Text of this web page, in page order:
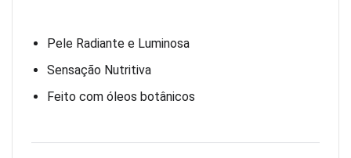
Pele Radiante e Luminosa
Sensação Nutritiva
Feito com óleos botânicos